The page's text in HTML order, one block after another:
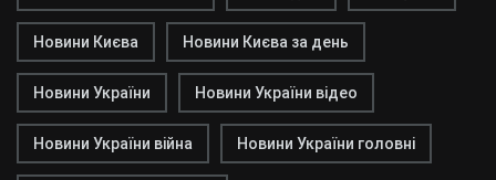
Новини Києва Новини Києва за день
Новини України Новини України відео
Новини України війна Новини України головні